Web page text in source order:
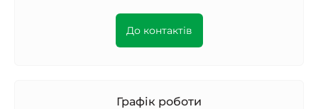
До контактів
Графік роботи